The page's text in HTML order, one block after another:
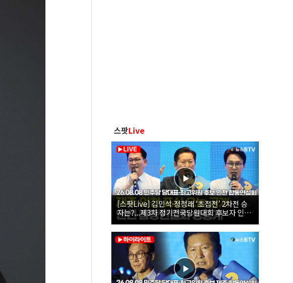
스팟Live
[스팟Live] 김민석·정청래 ‘초접전’ 2차전 승
자는?...제3차 정기전국당원대회 후보자 인천
합동연설회 생중계 | 26.08.08